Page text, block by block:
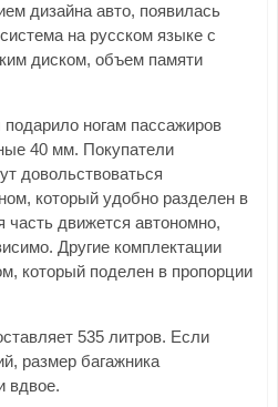
дизайна авто, появилась
на русском языке с
диском, объем памяти
ногам пассажиров
40 мм. Покупатели
довольствоваться
который удобно разделен в
часть движется автономно,
Другие комплектации
который поделен в пропорции
535 литров. Если
размер багажника
вдвое.